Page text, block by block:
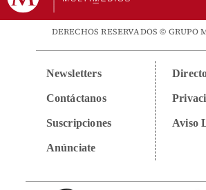
DERECHOS RESERVADOS © GRUPO
Newsletters
Contáctanos
Suscripciones
Anúnciate
Aviso